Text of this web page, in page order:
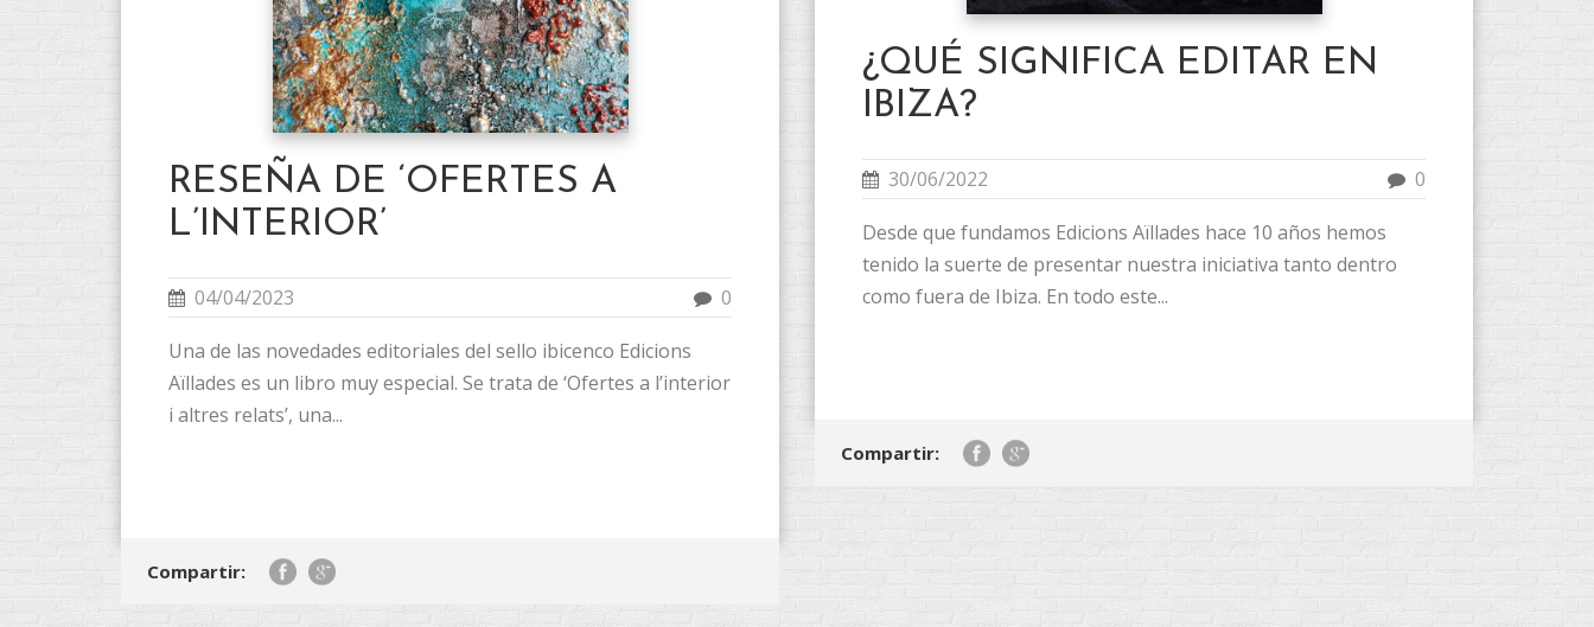
RESEÑA DE ‘OFERTES A
L’INTERIOR’
04/04/2023 0
Una de las novedades editoriales del sello ibicenco Edicions
Aïllades es un libro muy especial. Se trata de ‘Ofertes a l’interior
i altres relats’, una...
Compartir:
¿QUÉ SIGNIFICA EDITAR EN
IBIZA?
30/06/2022 0
Desde que fundamos Edicions Aïllades hace 10 años hemos
tenido la suerte de presentar nuestra iniciativa tanto dentro
como fuera de Ibiza. En todo este...
Compartir: